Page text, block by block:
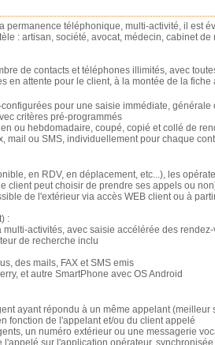
permanence téléphonique, multi-activité, il est
: artisan, société, avocat, médecin, cabinet de
de contacts et téléphones illimités, avec
en attente pour le client, à la montée de la
pour une saisie immédiate,
critères pré-programmés
ou hebdomadaire, coupé, copié et collé de
mail ou SMS, individuellement pour chaque
en RDV, en déplacement, etc...), les
client peut choisir de prendre ses appels ou
de l'extérieur via accès WEB client ou à
:
activités, avec saisie accélérée des
de recherche inclu
des mails, FAX et SMS emis
et autre SmartPhone avec OS Android
ayant répondu à un même appelant (meilleur
fonction de l'appelant et/ou du client appelé
un numéro extérieur ou une messagerie
sur l'application opérateur,